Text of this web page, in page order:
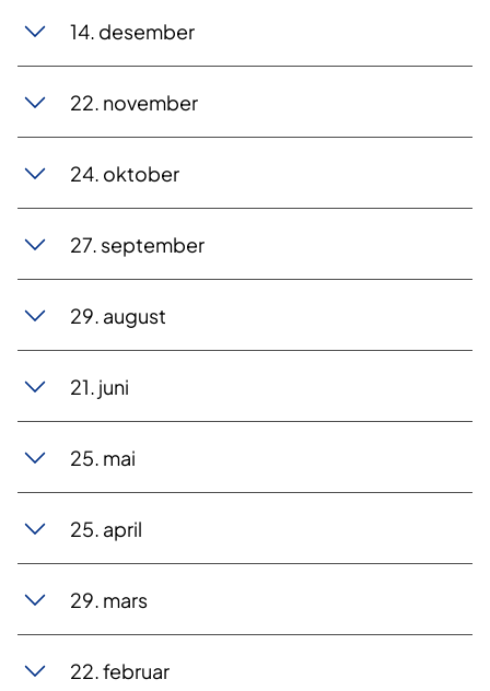
14. desember
22. november
24. oktober
27. september
29. august
21. juni
25. mai
25. april
29. mars
22. februar